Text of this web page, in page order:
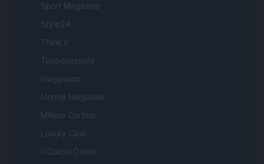
Sport Magazine
Style24
Think.it
Tuobenessere
Viaggiamo
Nonne Magazine
Milano Cortina
Luxury Club
Il Calcio Online